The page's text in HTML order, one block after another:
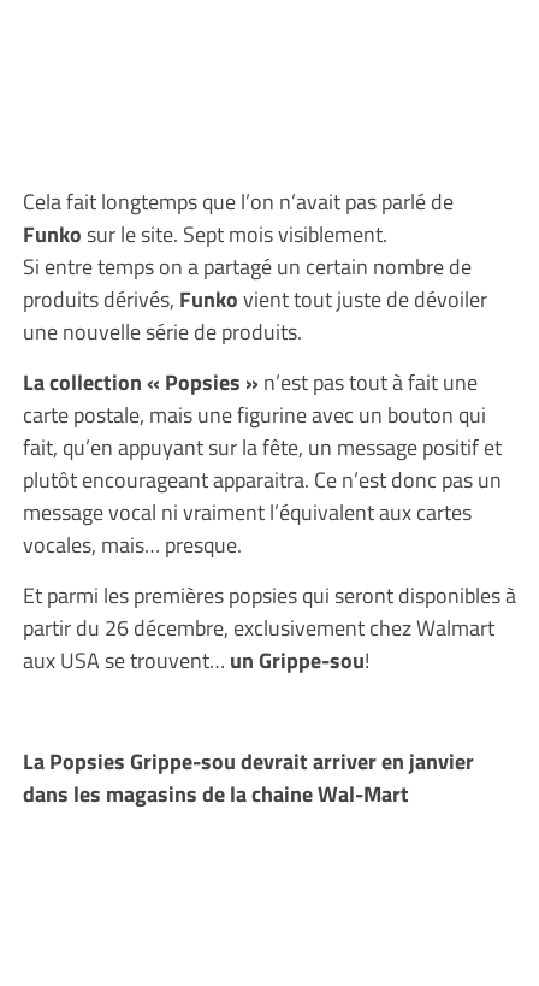
Cela fait longtemps que l’on n’avait pas parlé de
Funkosur le site. Sept mois visiblement.
Si entre temps on a partagé un certain nombre de
produits dérivés, Funkovient tout juste de dévoiler
une nouvelle série de produits.
La collection « Popsies » n’est pas tout à fait une
carte postale, mais une figurine avec un bouton qui
fait, qu’en appuyant sur la fête, un message positif et
plutôt encourageant apparaitra. Ce n’est donc pas un
message vocal ni vraiment l’équivalent aux cartes
vocales, mais… presque.
Et parmi les premières popsies qui seront disponibles à
partir du 26 décembre, exclusivement chez Walmart
aux USA se trouvent… un Grippe-sou!
La Popsies Grippe-sou devrait arriver en janvier
dans les magasins de la chaine Wal-Mart